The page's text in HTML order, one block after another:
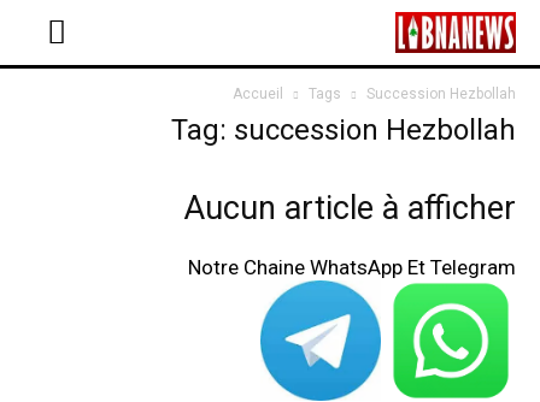
Accueil Tags Succession Hezbollah
Tag: succession Hezbollah
Aucun article à afficher
Notre Chaine WhatsApp Et Telegram